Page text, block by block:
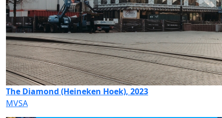
The Diamond (Heineken Hoek), 2023
MVSA